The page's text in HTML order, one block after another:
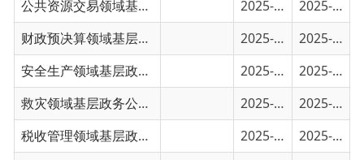
救灾领域基层政务公开标准目录 2025-01-29
2025-01-29
税收管理领域基层政务公开标准目录
保障性住房领域基层政务公开标准目录 2025-01-29 2025-01-29
国有土地上房屋征收与补偿领域基层政务公开... 2025-01-29 2025-01-29
首页 上一页 1 2 3 下一页
尾页